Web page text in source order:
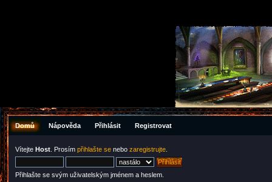
Domů Nápověda Přihlásit Registrovat
Vítejte Host . Prosím přihlašte se nebo zaregistrujte
Přihlašte se svým uživatelským jménem a heslem.